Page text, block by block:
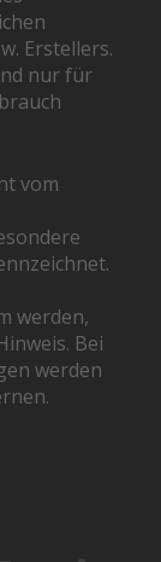
Erstellers.
nur für
vom
werden,
Bei
werden